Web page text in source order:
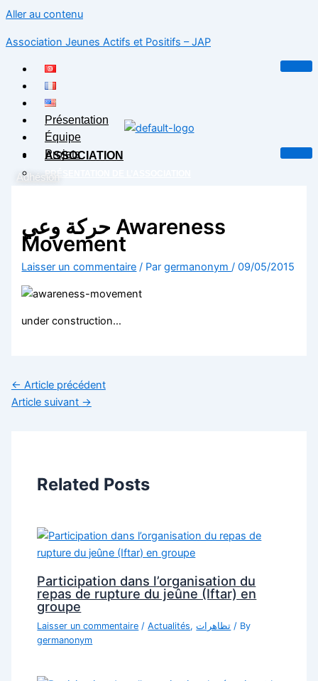
Aller au contenu
Association Jeunes Actifs et Positifs – JAP
Présentation
Équipe
Projets
ASSOCIATION
PRÉSENTATION DE L’ASSOCIATION
BLOG
CONTACT
X
Adhésion
حركة وعي Awareness
Movement
Laisser un commentaire / Pargermanonym/09/05/2015
under construction…
← Article précédent
Article suivant →
Related Posts
Participation dans l’organisation du
repas de rupture du jeûne (Iftar) en
groupe
Laisser un commentaire /Actualités,تظاهرات / By
germanonym